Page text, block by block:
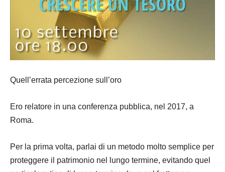
Quell’errata percezione sull’oro
Ero relatore in una conferenza pubblica, nel 2017, a
Roma.
Per la prima volta, parlai di un metodo molto semplice per
proteggere il patrimonio nel lungo termine, evitando quel